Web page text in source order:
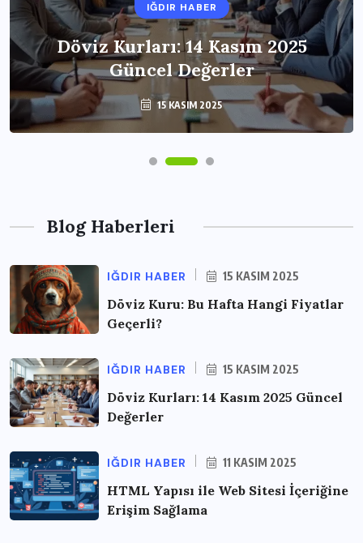
IĞDIR HABER
Döviz Kurları: 14 Kasım 2025
Güncel Değerler
15 KASIM 2025
Blog Haberleri
IĞDIR HABER 15 KASIM 2025
Döviz Kuru: Bu Hafta Hangi Fiyatlar
Geçerli?
IĞDIR HABER 15 KASIM 2025
Döviz Kurları: 14 Kasım 2025 Güncel
Değerler
IĞDIR HABER 11 KASIM 2025
HTML Yapısı ile Web Sitesi İçeriğine
Erişim Sağlama